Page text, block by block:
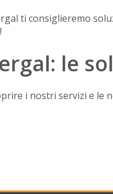
ti consiglieremo
le
i nostri servizi e le